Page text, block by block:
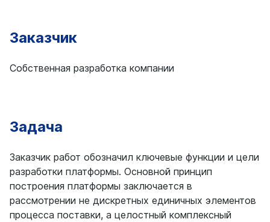
Заказчик
Собственная разработка компании
Задача
Заказчик работ обозначил ключевые функции и цели
разработки платформы. Основной принцип
построения платформы заключается в
рассмотрении не дискретных единичных элементов
процесса поставки, а целостный комплексный